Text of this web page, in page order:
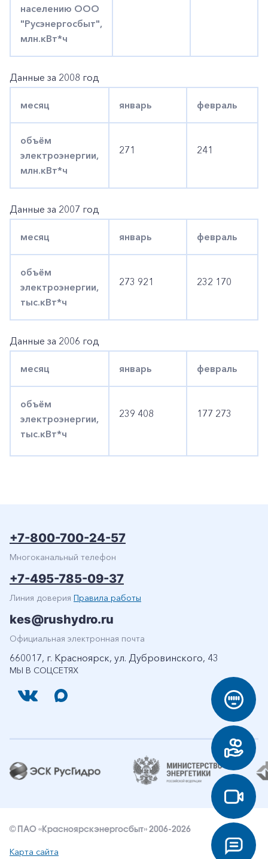
населению ООО
"Русэнергосбыт",
млн.кВт*ч
Данные за 2008 год
месяц январь февраль
объём
электроэнергии,
млн.кВт*ч
271 241
Данные за 2007 год
месяц январь февраль
объём
электроэнергии,
тыс.кВт*ч
273 921 232 170
Данные за 2006 год
месяц январь февраль
объём
электроэнергии,
тыс.кВт*ч
239 408 177 273
МЫ В СОЦСЕТЯХ
+7-800-700-24-57
Многоканальный телефон
+7-495-785-09-37
Линия доверия Правила работы
kes@rushydro.ru
Официальная электронная почта
660017, г. Красноярск, ул. Дубровинского, 43
© ПАО «Красноярскэнергосбыт» 2006-2026
Карта сайта